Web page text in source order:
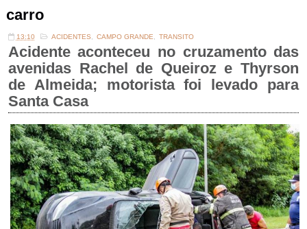
carro
13:10 ACIDENTES CAMPO GRANDE TRANSITO
Acidente aconteceu no cruzamento das
avenidas Rachel de Queiroz e Thyrson
de Almeida; motorista foi levado para
Santa Casa